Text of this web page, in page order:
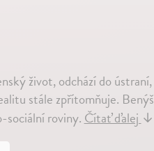
život, odchází do
stále zpřítomňuje.
sociální roviny.Čítať ďalej↓